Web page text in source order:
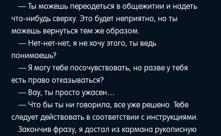
— Ты можешь переодеться в общежитии и надеть
что-нибудь сверху. Это будет неприятно, но ты
можешь вернуться тем же образом.
— Нет-нет-нет, я не хочу этого, ты ведь
понимаешь?
— Я могу тебе посочувствовать, но разве у тебя
есть право отказываться?
— Вау, ты просто ужасен…
— Что бы ты ни говорила, все уже решено. Тебе
следует действовать в соответствии с инструкциями.
Закончив фразу, я достал из кармана рукописную